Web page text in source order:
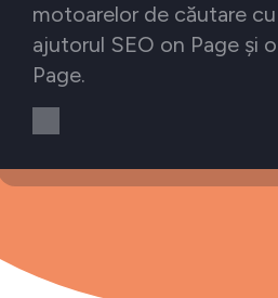
motoarelor de căutare cu
ajutorul SEO on Page și
Page.